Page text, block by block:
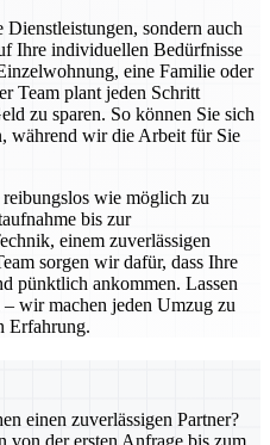
sondern auch
Ihre individuellen Bedürfnisse
eine Familie oder
Team plant jeden Schritt
zu sparen. So können Sie sich
während wir die Arbeit für Sie
wie möglich zu
bis zur
einem zuverlässigen
sorgen wir dafür, dass Ihre
pünktlich ankommen. Lassen
wir machen jeden Umzug zu
Erfahrung.
einen zuverlässigen Partner?
von der ersten Anfrage bis zum